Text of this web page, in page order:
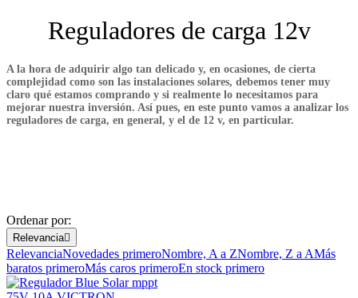
Limpiar filtros
€
€
View products18
Reguladores de carga 12v
A la hora de adquirir algo tan delicado y, en ocasiones, de cierta
complejidad como son las instalaciones solares, debemos tener muy
claro qué estamos comprando y si realmente lo necesitamos para
mejorar nuestra inversión. Así pues, en este punto vamos a analizar los
reguladores de carga, en general, y el de 12 v, en particular.
Ordenar por:
Relevancia
RelevanciaNovedades primeroNombre, A a ZNombre, Z a AMás
baratos primeroMás caros primeroEn stock primero